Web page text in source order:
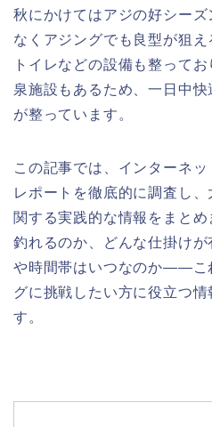
秋にかけてはアジの好シー
なくアジングでも良型が狙
トイレなどの設備も整って
泉施設もあるため、一日中
が整っています。
この記事では、インターネ
レポートを徹底的に調査し
関する実践的な情報をまと
釣れるのか、どんな仕掛け
や時間帯はいつなのか――こ
グに挑戦したい方に役立つ情
す。